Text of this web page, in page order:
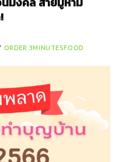
ORDER 3MINUTESFOOD